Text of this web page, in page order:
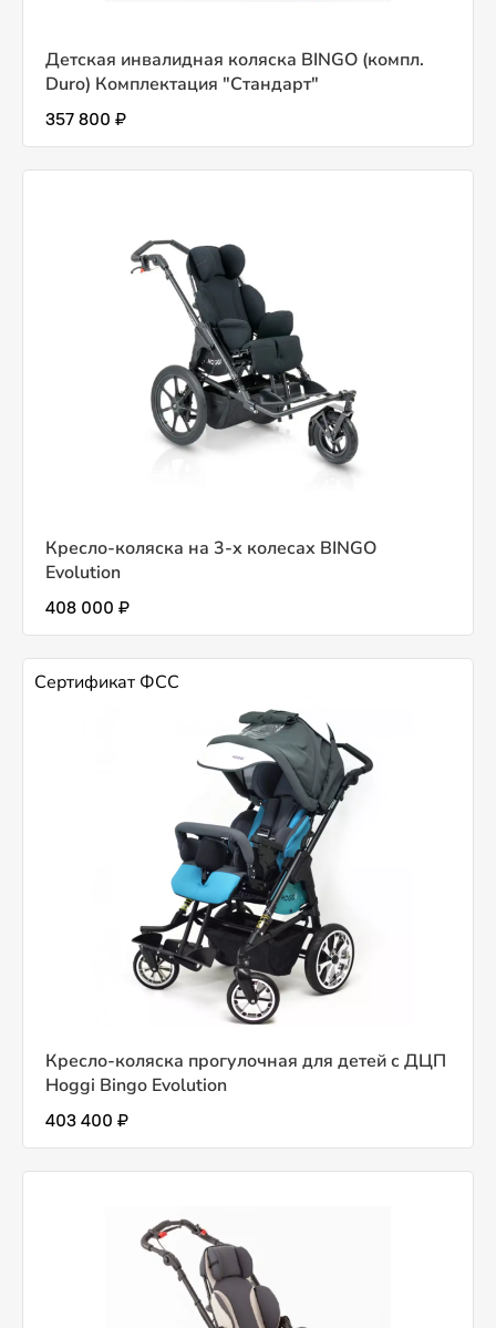
Детская инвалидная коляска BINGO (компл.
Duro) Комплектация "Стандарт"
357 800 ₽
Кресло-коляска на 3-х колесах BINGO
Evolution
408 000 ₽
Сертификат ФСС
Кресло-коляска прогулочная для детей с ДЦП
Hoggi Bingo Evolution
403 400 ₽